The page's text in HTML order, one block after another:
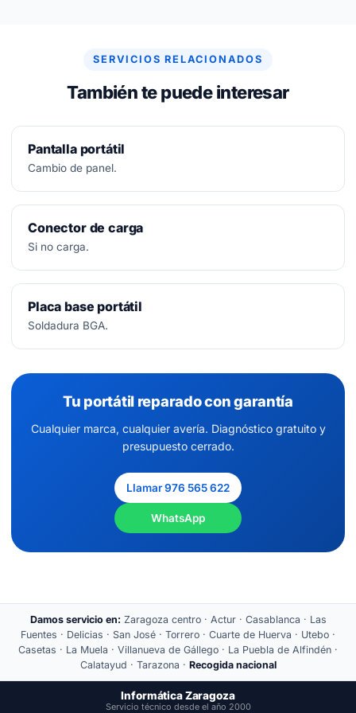
SERVICIOS RELACIONADOS
También te puede interesar
Pantalla portátil
Cambio de panel.
Conector de carga
Si no carga.
Placa base portátil
Soldadura BGA.
Tu portátil reparado con garantía
Cualquier marca, cualquier avería. Diagnóstico gratuito y
presupuesto cerrado.
Llamar 976 565 622
WhatsApp
Damos servicio en: Zaragoza centro · Actur · Casablanca · Las
Fuentes · Delicias · San José · Torrero · Cuarte de Huerva · Utebo ·
Casetas · La Muela · Villanueva de Gállego · La Puebla de Alfindén ·
Calatayud · Tarazona · Recogida nacional
Informática Zaragoza
Servicio técnico desde el año 2000